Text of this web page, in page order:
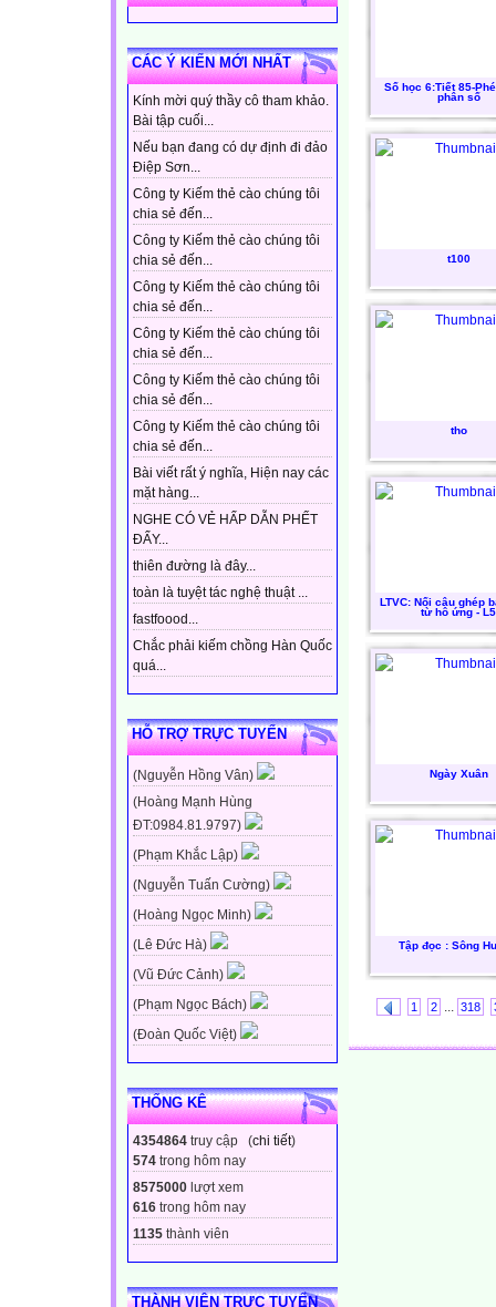
CÁC Ý KIẾN MỚI NHẤT
Kính mời quý thầy cô tham khảo.
Bài tập cuối...
Nếu bạn đang có dự định đi đảo
Điệp Sơn...
Công ty Kiếm thẻ cào chúng tôi
chia sẻ đến...
Công ty Kiếm thẻ cào chúng tôi
chia sẻ đến...
Công ty Kiếm thẻ cào chúng tôi
chia sẻ đến...
Công ty Kiếm thẻ cào chúng tôi
chia sẻ đến...
Công ty Kiếm thẻ cào chúng tôi
chia sẻ đến...
Công ty Kiếm thẻ cào chúng tôi
chia sẻ đến...
Bài viết rất ý nghĩa, Hiện nay các
mặt hàng...
NGHE CÓ VẺ HẤP DẪN PHẾT
ĐẤY...
thiên đường là đây...
toàn là tuyệt tác nghệ thuật ...
fastfoood...
Chắc phải kiếm chồng Hàn Quốc
quá...
HỖ TRỢ TRỰC TUYẾN
(Nguyễn Hồng Vân)
(Hoàng Mạnh Hùng
ĐT:0984.81.9797)
(Phạm Khắc Lập)
(Nguyễn Tuấn Cường)
(Hoàng Ngọc Minh)
(Lê Đức Hà)
(Vũ Đức Cảnh)
(Phạm Ngọc Bách)
(Đoàn Quốc Việt)
THỐNG KÊ
4354864 truy cập (chi tiết)
574 trong hôm nay
8575000 lượt xem
616 trong hôm nay
1135 thành viên
THÀNH VIÊN TRỰC TUYẾN
Số học 6:Tiết 85-
phân số
t100
tho
LTVC: Nối câu ghép
từ hô ứng - L5
Ngày Xuân
Tập đọc : Sông
1 2 ... 318